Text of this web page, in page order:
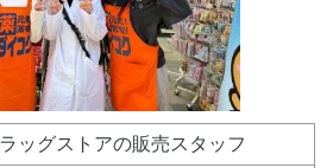
ラッグストアの販売スタッフ